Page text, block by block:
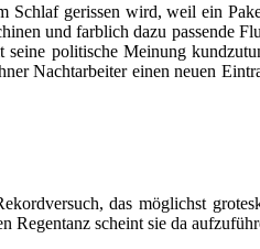
gerissen wird, weil ein
und farblich dazu passende
politische Meinung
Nachtarbeiter einen neuen
das möglichst
Regentanz scheint sie da